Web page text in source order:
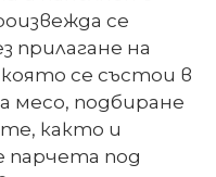
се
прилагане на
се състои в
месо, подбиране
както и
под